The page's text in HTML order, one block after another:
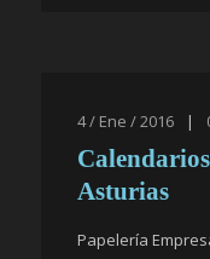
4 / Ene / 2016 |
Asturias
Papelería